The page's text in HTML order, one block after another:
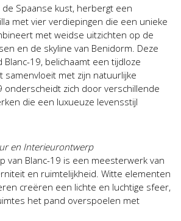
Spaanse kust, herbergt een
met vier verdiepingen die een unieke
met weidse uitzichten op de
en de skyline van Benidorm. Deze
Blanc-19, belichaamt een tijdloze
samenvloeit met zijn natuurlijke
onderscheidt zich door verschillende
die een luxueuze levensstijl
en Interieurontwerp
van Blanc-19 is een meesterwerk van
en ruimtelijkheid. Witte elementen
creëren een lichte en luchtige sfeer,
het pand overspoelen met